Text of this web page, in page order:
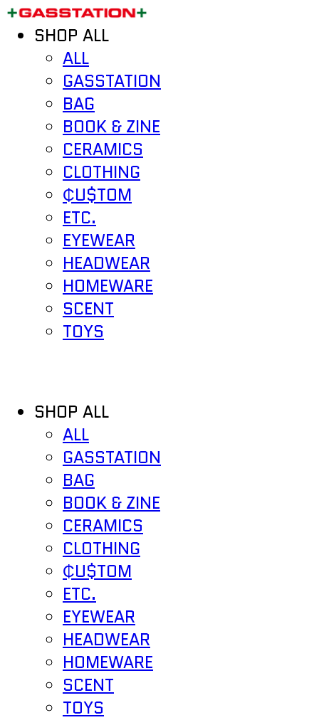
SHOP ALL
ALL
GASSTATION
BAG
BOOK & ZINE
CERAMICS
CLOTHING
₵U$TOM
ETC.
EYEWEAR
HEADWEAR
HOMEWARE
SCENT
TOYS
SHOP ALL
ALL
GASSTATION
BAG
BOOK & ZINE
CERAMICS
CLOTHING
₵U$TOM
ETC.
EYEWEAR
HEADWEAR
HOMEWARE
SCENT
TOYS